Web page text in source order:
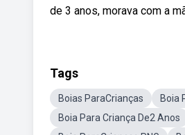
de 3 anos, morava com a
Tags
Boias ParaCrianças Boia
Boia Para Criança De2 Anos